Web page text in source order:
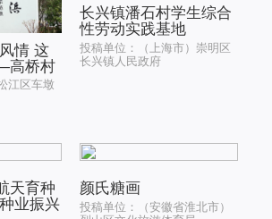
情 这
高桥村
江区车墩
长兴镇潘石村学生综合
性劳动实践基地
投稿单位：（上海市）崇明区
长兴镇人民政府
天育种
业振兴
颜氏糖画
投稿单位：（安徽省淮北市）